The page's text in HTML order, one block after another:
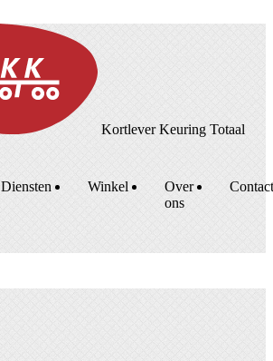
Kortlever Keuring Totaal
Diensten Winkel
Over
ons
Contact